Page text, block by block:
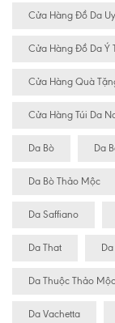
Cửa Hàng Đồ Da
Cửa Hàng Đồ Da Ý
Cửa Hàng Quà
Cửa Hàng Túi Da
Da Bò Da
Da Bò Thảo Mộc
Da Saffiano
Da That
Da Thuộc Thảo Mộc
Da Vachetta